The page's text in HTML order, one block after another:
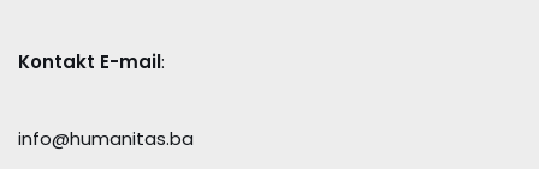
Kontakt E-mail:
info@humanitas.ba